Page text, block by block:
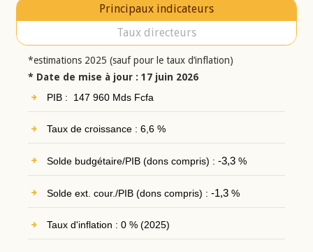
Principaux indicateurs
Taux directeurs
*estimations 2025 (sauf pour le taux d’inflation)
* Date de mise à jour : 17 juin 2026
PIB : 147 960 Mds Fcfa
Taux de croissance : 6,6 %
Solde budgétaire/PIB (dons compris) : -3,3%
Solde ext. cour./PIB (dons compris) : -1,3%
Taux d'inflation : 0 % (2025)